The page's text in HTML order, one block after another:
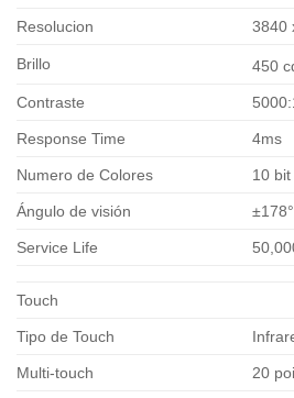
Resolucion 3840
Brillo 450
Contraste
Response Time 4ms
Numero de Colores 10
Ángulo de visión ±178°
Service Life
Touch
Tipo de Touch
Multi-touch 20